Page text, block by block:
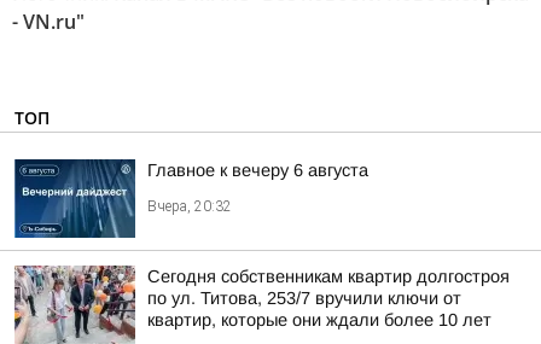
- VN.ru"
ТОП
Главное к вечеру 6 августа
Вчера, 20:32
Сегодня собственникам квартир долгостроя
по ул. Титова, 253/7 вручили ключи от
квартир, которые они ждали более 10 лет